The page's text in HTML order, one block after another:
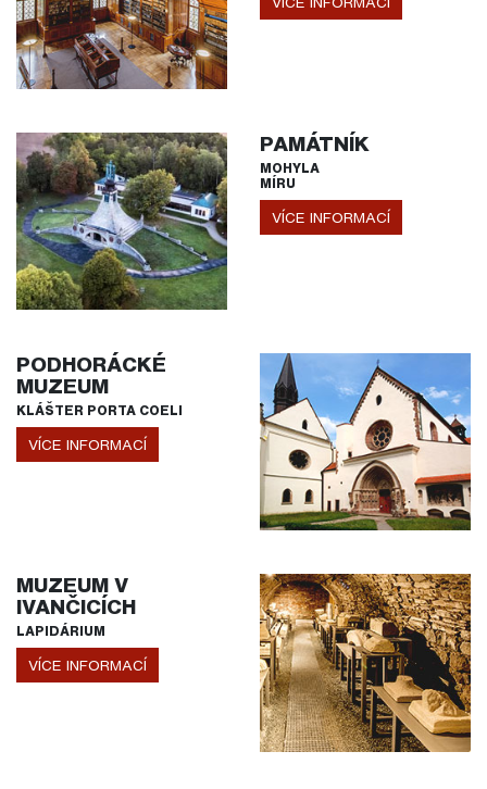
PAMÁTNÍK
MOHYLA
MÍRU
VÍCE INFORMACÍ
PODHORÁCKÉ
MUZEUM
KLÁŠTER PORTA COELI
VÍCE INFORMACÍ
MUZEUM V
IVANČICÍCH
LAPIDÁRIUM
VÍCE INFORMACÍ